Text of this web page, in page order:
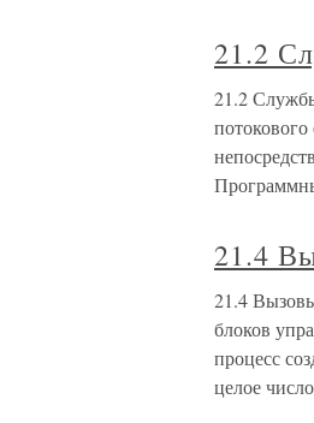
21.2
21.2
21.4
21.4
блоков
процесс
целое